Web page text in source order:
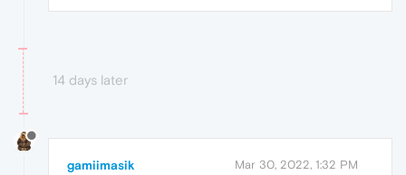
14 days later
gamiimasik Mar 30, 2022, 1:32 PM